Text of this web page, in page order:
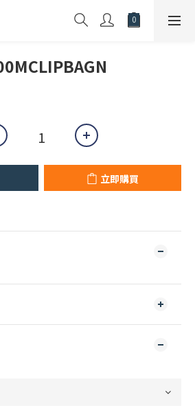
立即購買